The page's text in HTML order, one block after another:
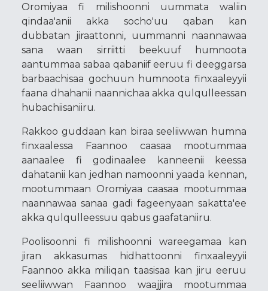
Oromiyaa fi milishoonni uummata waliin
qindaa'anii akka socho'uu qaban kan
dubbatan jiraattonni, uummanni naannawaa
sana waan sirriitti beekuuf humnoota
aantummaa sabaa qabaniif eeruu fi deeggarsa
barbaachisaa gochuun humnoota finxaaleyyii
faana dhahanii naannichaa akka qulqulleessan
hubachiisaniiru.
Rakkoo guddaan kan biraa seeliiwwan humna
finxaalessa Faannoo caasaa mootummaa
aanaalee fi godinaalee kanneenii keessa
dahatanii kan jedhan namoonni yaada kennan,
mootummaan Oromiyaa caasaa mootummaa
naannawaa sanaa gadi fageenyaan sakatta'ee
akka qulqulleessuu qabus gaafataniiru.
Poolisoonni fi milishoonni wareegamaa kan
jiran akkasumas hidhattoonni finxaaleyyii
Faannoo akka miliqan taasisaa kan jiru eeruu
seeliiwwan Faannoo waajjira mootummaa